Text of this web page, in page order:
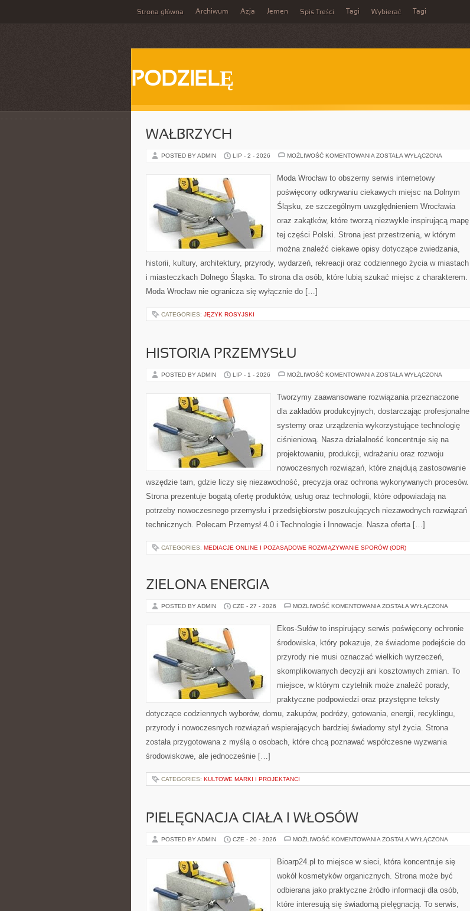
Strona główna Archiwum Azja Jemen Spis Treści Tagi Wybierać Tagi
PODZIELĘ
WAŁBRZYCH
POSTED BY ADMIN LIP - 2 - 2026 MOŻLIWOŚĆ KOMENTOWANIA WAŁBRZYCH
ZOSTAŁA WYŁĄCZONA
Moda Wrocław to obszerny serwis internetowy
poświęcony odkrywaniu ciekawych miejsc na Dolnym
Śląsku, ze szczególnym uwzględnieniem Wrocławia
oraz zakątków, które tworzą niezwykle inspirującą mapę
tej części Polski. Strona jest przestrzenią, w którym
można znaleźć ciekawe opisy dotyczące zwiedzania,
historii, kultury, architektury, przyrody, wydarzeń, rekreacji oraz codziennego życia w miastach
i miasteczkach Dolnego Śląska. To strona dla osób, które lubią szukać miejsc z charakterem.
Moda Wrocław nie ogranicza się wyłącznie do […]
CATEGORIES: JĘZYK ROSYJSKI
HISTORIA PRZEMYSŁU
POSTED BY ADMIN LIP - 1 - 2026 MOŻLIWOŚĆ KOMENTOWANIA HISTORIA
ZOSTAŁA WYŁĄCZONA
Tworzymy zaawansowane rozwiązania przeznaczone
dla zakładów produkcyjnych, dostarczając profesjonalne
systemy oraz urządzenia wykorzystujące technologię
ciśnieniową. Nasza działalność koncentruje się na
projektowaniu, produkcji, wdrażaniu oraz rozwoju
nowoczesnych rozwiązań, które znajdują zastosowanie
wszędzie tam, gdzie liczy się niezawodność, precyzja oraz ochrona wykonywanych procesów.
Strona prezentuje bogatą ofertę produktów, usług oraz technologii, które odpowiadają na
potrzeby nowoczesnego przemysłu i przedsiębiorstw poszukujących niezawodnych rozwiązań
technicznych. Polecam Przemysł 4.0 i Technologie i Innowacje. Nasza oferta […]
CATEGORIES: MEDIACJE ONLINE I POZASĄDOWE ROZWIĄZYWANIE SPORÓW (ODR)
ZIELONA ENERGIA
POSTED BY ADMIN CZE - 27 - 2026 MOŻLIWOŚĆ KOMENTOWANIA ZIELONA
ZOSTAŁA WYŁĄCZONA
Ekos-Sułów to inspirujący serwis poświęcony ochronie
środowiska, który pokazuje, że świadome podejście do
przyrody nie musi oznaczać wielkich wyrzeczeń,
skomplikowanych decyzji ani kosztownych zmian. To
miejsce, w którym czytelnik może znaleźć porady,
praktyczne podpowiedzi oraz przystępne teksty
dotyczące codziennych wyborów, domu, zakupów, podróży, gotowania, energii, recyklingu,
przyrody i nowoczesnych rozwiązań wspierających bardziej świadomy styl życia. Strona
została przygotowana z myślą o osobach, które chcą poznawać współczesne wyzwania
środowiskowe, ale jednocześnie […]
CATEGORIES: KULTOWE MARKI I PROJEKTANCI
PIELĘGNACJA CIAŁA I WŁOSÓW
POSTED BY ADMIN CZE - 20 - 2026 MOŻLIWOŚĆ KOMENTOWANIA PIELĘGNACJA
WŁOSÓW
ZOSTAŁA WYŁĄCZONA
Bioarp24.pl to miejsce w sieci, która koncentruje się
wokół kosmetyków organicznych. Strona może być
odbierana jako praktyczne źródło informacji dla osób,
które interesują się świadomą pielęgnacją. To serwis,